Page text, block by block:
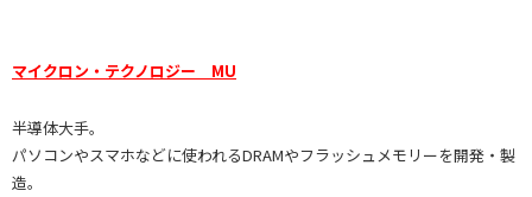
マイクロン・テクノロジー MU
半導体大手。
パソコンやスマホなどに使われるDRAMやフラッシュメモリーを開発・製
造。